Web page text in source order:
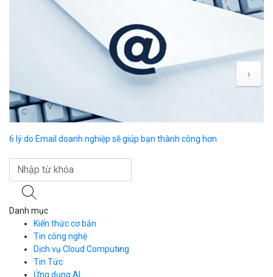
6 lý do Email doanh nghiệp sẽ giúp bạn thành công hơn
›
Danh mục
Kiến thức cơ bản
Tin công nghệ
Dịch vụ Cloud Computing
Cloud Server
CDN
Tin Tức
Ứng dụng AI